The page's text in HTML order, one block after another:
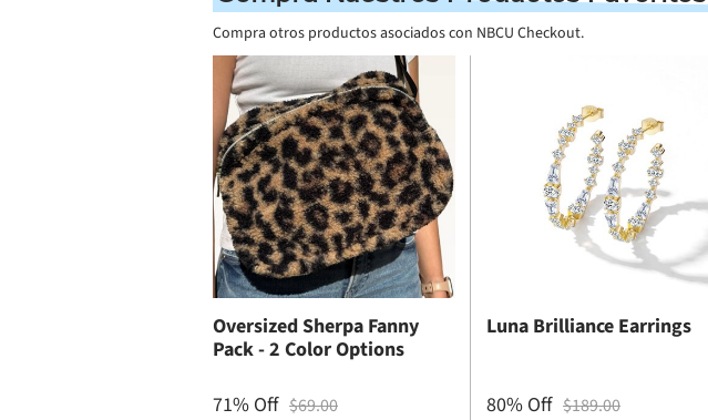
Compra otros productos asociados con NBCU Checkout.
Oversized Sherpa Fanny
Pack - 2 Color Options
71% Off $69.00
Luna Brilliance Earrings
80% Off $189.00